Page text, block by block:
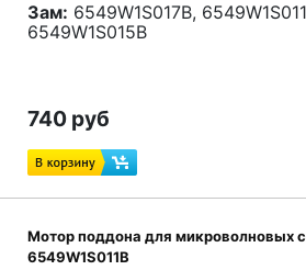
Зам: 6549W1S017B,
6549W1S015B
740 руб
Мотор поддона для микроволновых
6549W1S011B